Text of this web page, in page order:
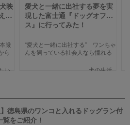
映
る
厳
ら
7
れ
い
愛犬と一緒に出社する夢を実
現した富士通『ドッグオフィ
ス』に行ってみた！
“愛犬と一緒に出社する” ワンちゃ
んを飼っている社会人なら憧れる
そんな夢のような取り組みを富士
新たに設立された【ドッグオフィ
ス】を取材してきました！
犬の生活
】徳島県のワンコと入れるドッグラン付
をご紹介！